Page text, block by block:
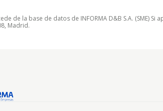
de la base de datos de INFORMA D&B S.A.
Madrid.